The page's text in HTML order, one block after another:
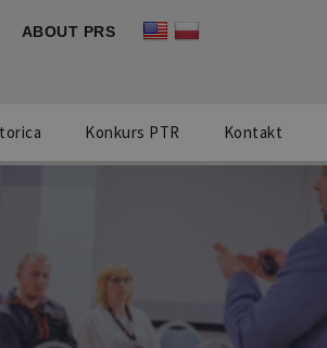
ABOUT PRS
Konkurs PTR Kontakt